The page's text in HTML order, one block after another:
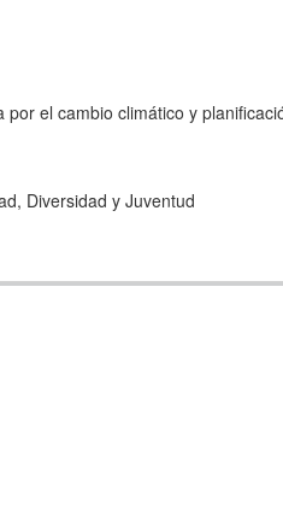
por el cambio climático y
Diversidad y Juventud